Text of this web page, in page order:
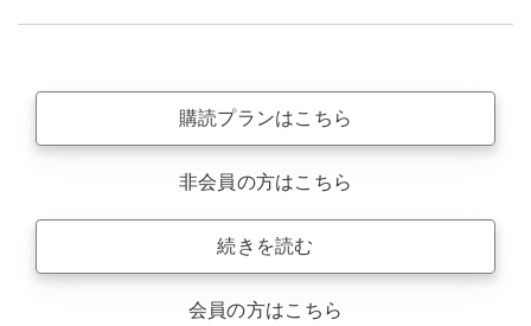
購読プランはこちら
非会員の方はこちら
続きを読む
会員の方はこちら